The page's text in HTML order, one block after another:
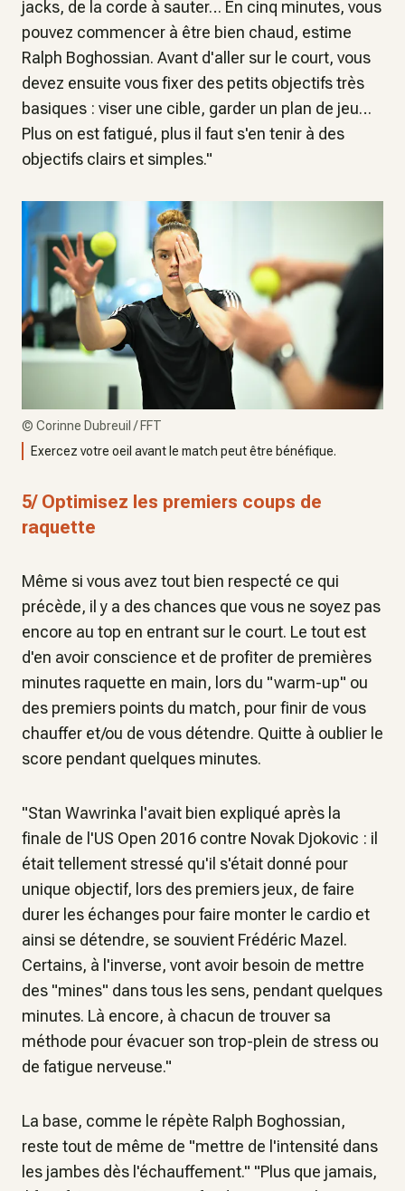
jacks, de la corde à sauter… En cinq minutes, vous
pouvez commencer à être bien chaud, estime
Ralph Boghossian. Avant d'aller sur le court, vous
devez ensuite vous fixer des petits objectifs très
basiques : viser une cible, garder un plan de jeu…
Plus on est fatigué, plus il faut s'en tenir à des
objectifs clairs et simples."
© Corinne Dubreuil / FFT
Exercez votre oeil avant le match peut être bénéfique.
5/ Optimisez les premiers coups de
raquette
Même si vous avez tout bien respecté ce qui
précède, il y a des chances que vous ne soyez pas
encore au top en entrant sur le court. Le tout est
d'en avoir conscience et de profiter de premières
minutes raquette en main, lors du "warm-up" ou
des premiers points du match, pour finir de vous
chauffer et/ou de vous détendre. Quitte à oublier le
score pendant quelques minutes.
"Stan Wawrinka l'avait bien expliqué après la
finale de l'US Open 2016 contre Novak Djokovic : il
était tellement stressé qu'il s'était donné pour
unique objectif, lors des premiers jeux, de faire
durer les échanges pour faire monter le cardio et
ainsi se détendre, se souvient Frédéric Mazel.
Certains, à l'inverse, vont avoir besoin de mettre
des "mines" dans tous les sens, pendant quelques
minutes. Là encore, à chacun de trouver sa
méthode pour évacuer son trop-plein de stress ou
de fatigue nerveuse."
La base, comme le répète Ralph Boghossian,
reste tout de même de "mettre de l'intensité dans
les jambes dès l'échauffement." "Plus que jamais,